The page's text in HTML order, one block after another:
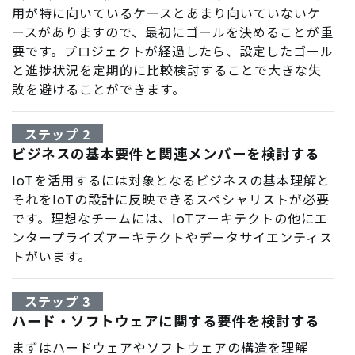
用が特に向いているケースとあまり向いていないケ
ースがありますので、最初にゴールを決めることが重
要です。プロジェクトが経過したら、設定したゴール
と進捗状況を定期的に比較検討することで大きな失
敗を避けることができます。
ステップ 2
ビジネスの基本要件と関連メンバーを検討する
IoTを活用するには対象となるビジネスの基本理解と
それをIoTの設計に反映できるスペシャリストが必要
です。理想なチームには、IoTアーキテクトの他にエ
ンタープライズアーキテクトやデータサイエンティス
トがいます。
ステップ 3
ハード・ソフトウェアに関する要件を検討する
まずはハードウェアやソフトウェアの構造を理解